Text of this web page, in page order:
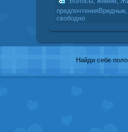
предпочтенияВредные
свободно
Найди себе